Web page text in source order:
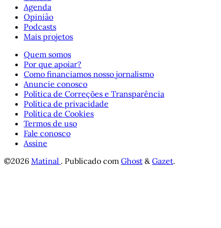
Agenda
Opinião
Podcasts
Mais projetos
Quem somos
Por que apoiar?
Como financiamos nosso jornalismo
Anuncie conosco
Política de Correções e Transparência
Política de privacidade
Política de Cookies
Termos de uso
Fale conosco
Assine
©2026 Matinal . Publicado com Ghost & Gazet.